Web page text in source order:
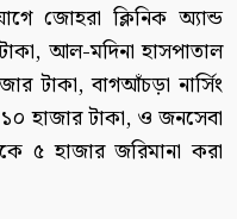
জোহরা ক্লিনিক অ্যান্ড
আল-মদিনা হাসপাতাল
টাকা, বাগআঁচড়া নার্সিং
হাজার টাকা, ও জনসেবা
৫ হাজার জরিমানা করা